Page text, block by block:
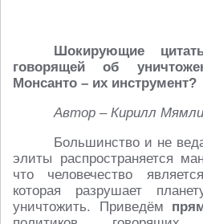
Шокирующие
говорящей об
Монсанто – их инструмент?
Автор – Кирилл
Большинство и не
элиты распространяется
что человечество
которая разрушает
уничтожить. Приведём